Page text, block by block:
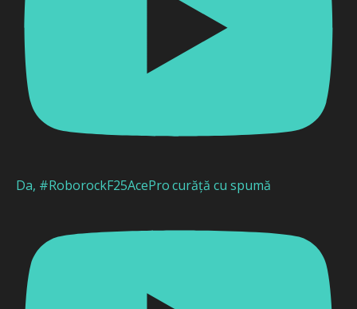
Da, #RoborockF25AcePro curăță cu spumă